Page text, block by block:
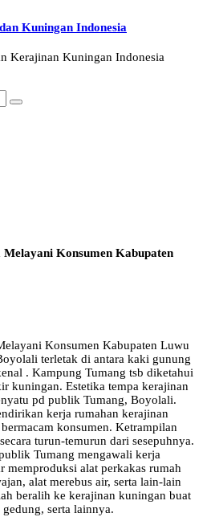
Kuningan Indonesia
Kerajinan Kuningan Indonesia
Konsumen Kabupaten
Konsumen Kabupaten Luwu
terletak di antara kaki gunung
. Kampung Tumang tsb diketahui
kuningan. Estetika tempa kerajinan
pd publik Tumang, Boyolali.
kerja rumahan kerajinan
konsumen. Ketrampilan
turun-temurun dari sesepuhnya.
Tumang mengawali kerja
memproduksi alat perkakas rumah
alat merebus air, serta lain-lain
beralih ke kerajinan kuningan buat
serta lainnya.